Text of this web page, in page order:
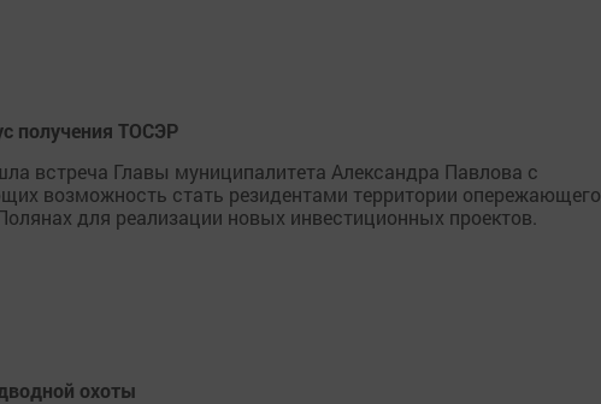
получения ТОСЭР
встреча Главы муниципалитета Александра Павлова с
возможность стать резидентами территории опережающего
для реализации новых инвестиционных проектов.
охоты